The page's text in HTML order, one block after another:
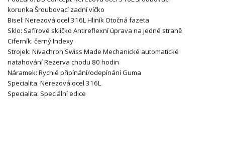
korunka Šroubovací zadní víčko
Bisel: Nerezová ocel 316LHliníkOtočná fazeta
Sklo: Safírové sklíčko Antireflexní úprava na jedné straně
Ciferník: černýIndexy
Strojek: Nivachron Swiss Made Mechanické automatické
natahováníRezerva chodu 80 hodin
Náramek: Rychlé připínání/odepínáníGuma
Specialita: Nerezová ocel 316L
Specialita: Speciální edice